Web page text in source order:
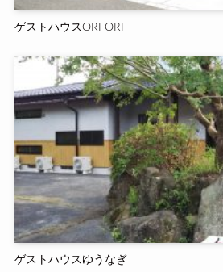
ゲストハウスORI ORI
ゲストハウスゆうなぎ